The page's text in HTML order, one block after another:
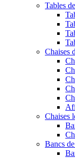
Tables
Chaises
Chaises
Bancs